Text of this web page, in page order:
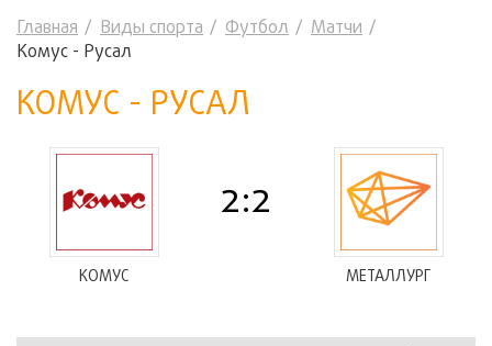
Главная Виды спорта Футбол
Матчи
Комус - Русал
КОМУС - РУСАЛ
КОМУС
2:2
МЕТАЛЛУРГ